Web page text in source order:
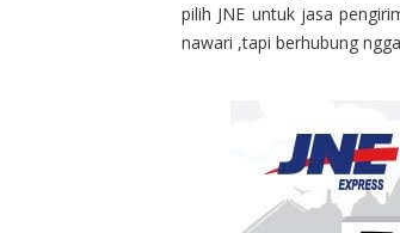
pilih JNE untuk jasa
nawari ,tapi berhubung